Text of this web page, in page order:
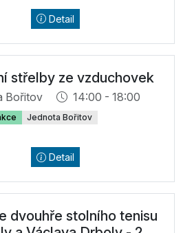
Detail
střelby ze vzduchovek
Bořitov 14:00 - 18:00
Jednota Bořitov
Detail
dvouhře stolního tenisu